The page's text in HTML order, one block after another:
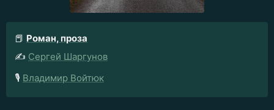
📕 Роман, проза
✍️ Сергей Шаргунов
🎙️ Владимир Войтюк